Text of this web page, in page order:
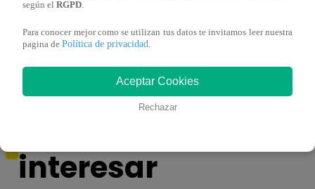
de
También te puede
interesar
según el RGPD
Para conocer mejor como se utilizan tus datos te invitamos leer nuestra
pagina de Política de privacidad
Aceptar Cookies
Rechazar